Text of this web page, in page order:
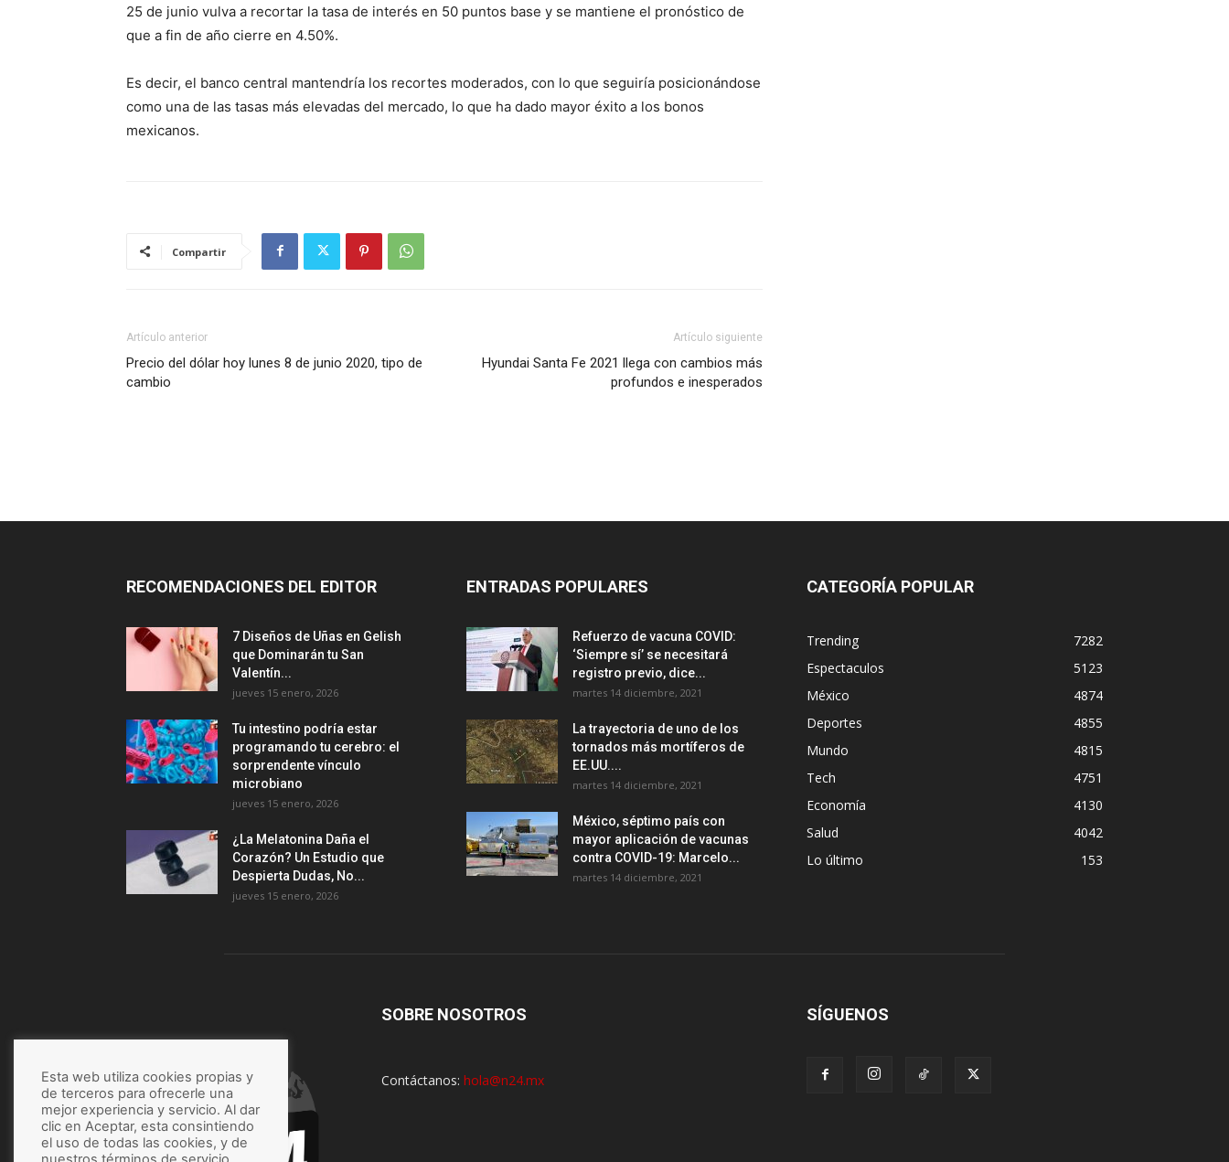
25 de junio vulva a recortar la tasa de interés en 50 puntos base y se mantiene el pronóstico de
que a fin de año cierre en 4.50%.
Es decir, el banco central mantendría los recortes moderados, con lo que seguiría posicionándose
como una de las tasas más elevadas del mercado, lo que ha dado mayor éxito a los bonos
mexicanos.
Compartir
Artículo anterior
Precio del dólar hoy lunes 8 de junio 2020, tipo de
cambio
Artículo siguiente
Hyundai Santa Fe 2021 llega con cambios más
profundos e inesperados
RECOMENDACIONES DEL EDITOR
7 Diseños de Uñas en Gelish
que Dominarán tu San
Valentín...
jueves 15 enero, 2026
Tu intestino podría estar
programando tu cerebro: el
sorprendente vínculo
microbiano
jueves 15 enero, 2026
¿La Melatonina Daña el
Corazón? Un Estudio que
Despierta Dudas, No...
jueves 15 enero, 2026
ENTRADAS POPULARES
Refuerzo de vacuna COVID:
‘Siempre sí’ se necesitará
registro previo, dice...
martes 14 diciembre, 2021
La trayectoria de uno de los
tornados más mortíferos de
EE.UU....
martes 14 diciembre, 2021
México, séptimo país con
mayor aplicación de vacunas
contra COVID-19: Marcelo...
martes 14 diciembre, 2021
CATEGORÍA POPULAR
Trending
7282
Espectaculos
5123
México
4874
Deportes
4855
Mundo
4815
Tech
4751
Economía
4130
Salud
4042
Lo último
153
SOBRE NOSOTROS
Contáctanos: hola@n24.mx
SÍGUENOS
Esta web utiliza cookies propias y
de terceros para ofrecerle una
mejor experiencia y servicio. Al dar
clic en Aceptar, esta consintiendo
el uso de todas las cookies, y de